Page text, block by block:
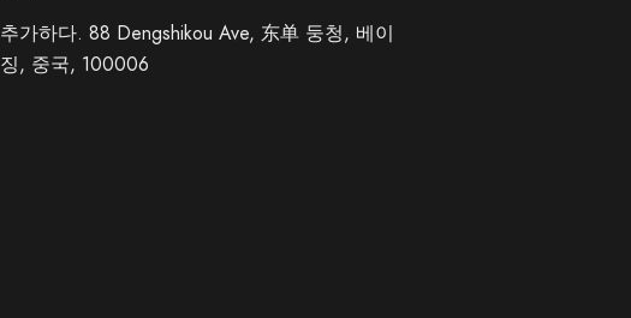
추가하다. 88 Dengshikou Ave, 东单 둥청, 베이
징, 중국, 100006